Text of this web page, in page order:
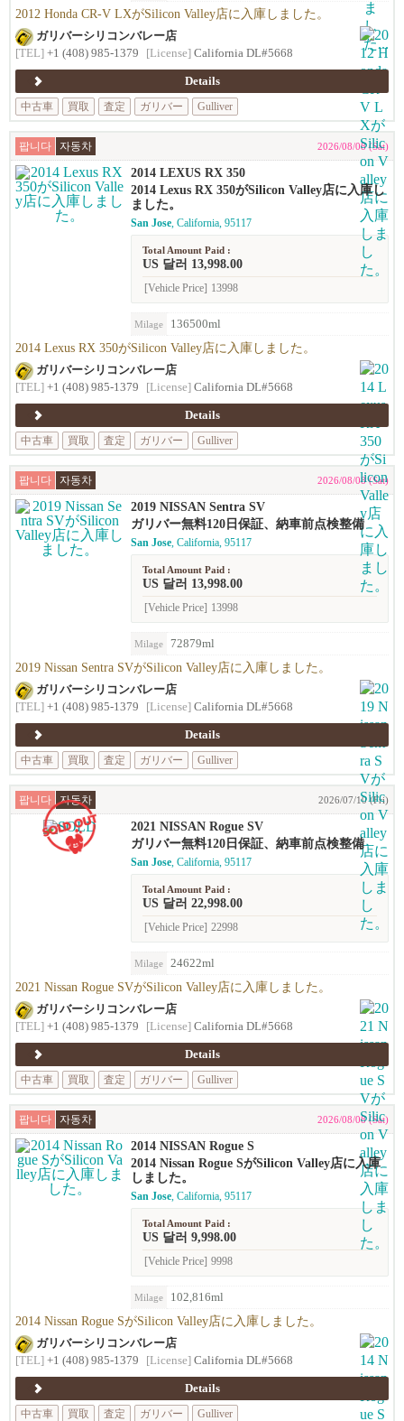
2012 Honda CR-V LXがSilicon Valley店に入庫しました。
ガリバーシリコンバレー店
[TEL] +1 (408) 985-1379 [License] California DL#5668
Details
中古車
買取 査定 ガリバー Gulliver
팝니다 자동차 2026/08/08 (Sat)
2014 LEXUS RX 350
2014 Lexus RX 350がSilicon Valley店に入庫し
ました。
San Jose, California, 95117
Total Amount Paid :
US 달러 13,998.00
[Vehicle Price] 13998
Milage 136500ml
2014 Lexus RX 350がSilicon Valley店に入庫しました。
ガリバーシリコンバレー店
[TEL] +1 (408) 985-1379 [License] California DL#5668
Details
中古車
買取 査定 ガリバー Gulliver
팝니다 자동차 2026/08/08 (Sat)
2019 NISSAN Sentra SV
ガリバー無料120日保証、納車前点検整備
San Jose, California, 95117
Total Amount Paid :
US 달러 13,998.00
[Vehicle Price] 13998
Milage 72879ml
2019 Nissan Sentra SVがSilicon Valley店に入庫しました。
ガリバーシリコンバレー店
[TEL] +1 (408) 985-1379 [License] California DL#5668
Details
中古車
買取 査定 ガリバー Gulliver
팝니다 자동차 2026/07/10 (Fri)
2021 NISSAN Rogue SV
ガリバー無料120日保証、納車前点検整備
San Jose, California, 95117
Total Amount Paid :
US 달러 22,998.00
[Vehicle Price] 22998
Milage 24622ml
2021 Nissan Rogue SVがSilicon Valley店に入庫しました。
ガリバーシリコンバレー店
[TEL] +1 (408) 985-1379 [License] California DL#5668
Details
中古車
買取 査定 ガリバー Gulliver
팝니다 자동차 2026/08/08 (Sat)
2014 NISSAN Rogue S
2014 Nissan Rogue SがSilicon Valley店に入庫
しました。
San Jose, California, 95117
Total Amount Paid :
US 달러 9,998.00
[Vehicle Price] 9998
Milage 102,816ml
2014 Nissan Rogue SがSilicon Valley店に入庫しました。
ガリバーシリコンバレー店
[TEL] +1 (408) 985-1379 [License] California DL#5668
Details
中古車
買取 査定 ガリバー Gulliver